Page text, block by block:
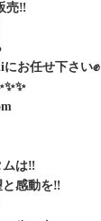
売‼️️
お任せ下さい✊
は‼️
感動を‼️